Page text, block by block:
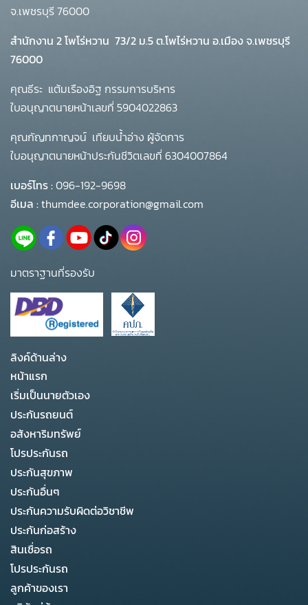
จ.เพชรบุรี 76000
สำนักงาน 2 โพโร่หวาน 73/2 ม.5 ต.โพไร่หวาน อ.เมือง จ.เพชรบุรี
76000
คุณธีระ แต้มเรืองอิฐ กรรมการบริหาร
ใบอนุญาตนายหน้าเลขที่ 5904022863
คุณกัญทกาญจน์ เทียบน้ำอ่าง ผู้จัดการ
ใบอนุญาตนายหน้าประกันชีวิตเลขที่ 6304007864
เบอร์โทร :096-192-9698
อีเมล :thumdee.corporation@gmail.com
มาตราฐานที่รองรับ
ลิงค์ด้านล่าง
หน้าแรก
เริ่มเป็นนายตัวเอง
ประกันรถยนต์
อสังหาริมทรัพย์
โปรประกันรถ
ประกันสุขภาพ
ประกันอื่นๆ
ประกันความรับผิดต่อวิชาชีพ
ประกันก่อสร้าง
สินเชื่อรถ
โปรประกันรถ
ลูกค้าของเรา